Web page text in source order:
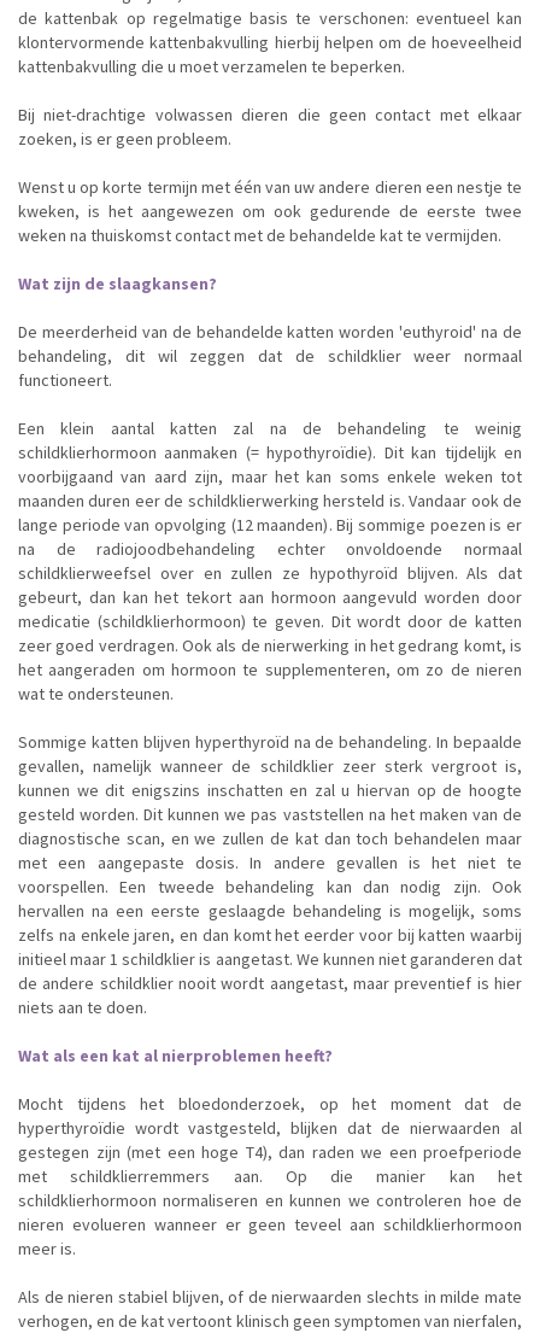
de kattenbak op regelmatige basis te verschonen: eventueel kan
klontervormende kattenbakvulling hierbij helpen om de hoeveelheid
kattenbakvulling die u moet verzamelen te beperken.
Bij niet-drachtige volwassen dieren die geen contact met elkaar
zoeken, is er geen probleem.
Wenst u op korte termijn met één van uw andere dieren een nestje te
kweken, is het aangewezen om ook gedurende de eerste twee
weken na thuiskomst contact met de behandelde kat te vermijden.
Wat zijn de slaagkansen?
De meerderheid van de behandelde katten worden 'euthyroid' na de
behandeling, dit wil zeggen dat de schildklier weer normaal
functioneert.
Een klein aantal katten zal na de behandeling te weinig
schildklierhormoon aanmaken (= hypothyroïdie). Dit kan tijdelijk en
voorbijgaand van aard zijn, maar het kan soms enkele weken tot
maanden duren eer de schildklierwerking hersteld is. Vandaar ook de
lange periode van opvolging (12 maanden). Bij sommige poezen is er
na de radiojoodbehandeling echter onvoldoende normaal
schildklierweefsel over en zullen ze hypothyroïd blijven. Als dat
gebeurt, dan kan het tekort aan hormoon aangevuld worden door
medicatie (schildklierhormoon) te geven. Dit wordt door de katten
zeer goed verdragen. Ook als de nierwerking in het gedrang komt, is
het aangeraden om hormoon te supplementeren, om zo de nieren
wat te ondersteunen.
Sommige katten blijven hyperthyroïd na de behandeling. In bepaalde
gevallen, namelijk wanneer de schildklier zeer sterk vergroot is,
kunnen we dit enigszins inschatten en zal u hiervan op de hoogte
gesteld worden. Dit kunnen we pas vaststellen na het maken van de
diagnostische scan, en we zullen de kat dan toch behandelen maar
met een aangepaste dosis. In andere gevallen is het niet te
voorspellen. Een tweede behandeling kan dan nodig zijn. Ook
hervallen na een eerste geslaagde behandeling is mogelijk, soms
zelfs na enkele jaren, en dan komt het eerder voor bij katten waarbij
initieel maar 1 schildklier is aangetast. We kunnen niet garanderen dat
de andere schildklier nooit wordt aangetast, maar preventief is hier
niets aan te doen.
Wat als een kat al nierproblemen heeft?
Mocht tijdens het bloedonderzoek, op het moment dat de
hyperthyroïdie wordt vastgesteld, blijken dat de nierwaarden al
gestegen zijn (met een hoge T4), dan raden we een proefperiode
met schildklierremmers aan. Op die manier kan het
schildklierhormoon normaliseren en kunnen we controleren hoe de
nieren evolueren wanneer er geen teveel aan schildklierhormoon
meer is.
Als de nieren stabiel blijven, of de nierwaarden slechts in milde mate
verhogen, en de kat vertoont klinisch geen symptomen van nierfalen,